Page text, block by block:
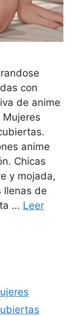
con
de anime
anime
Chicas
y mojada,
llenas de
… Leer